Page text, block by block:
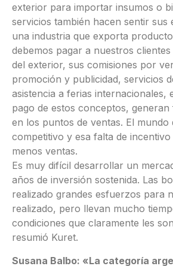
exterior para importar insumos o
servicios también hacen sentir sus
una industria que exporta
debemos pagar a nuestros
del exterior, sus comisiones por
promoción y publicidad, servicios
asistencia a ferias internacionales,
pago de estos conceptos, generan
en los puntos de ventas. El mundo
competitivo y esa falta de
menos ventas.
Es muy difícil desarrollar un
años de inversión sostenida. Las
realizado grandes esfuerzos para
realizado, pero llevan mucho
condiciones que claramente les
resumió Kuret.
Susana Balbo: «La categoría